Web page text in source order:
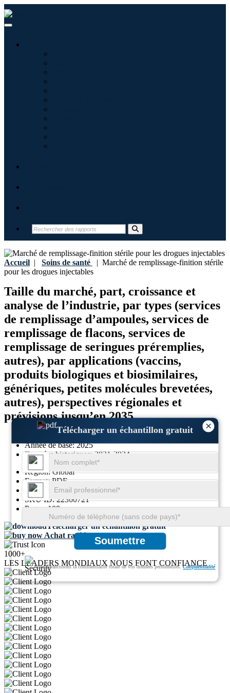
Accueil | Soins de santé | Marché de remplissage-finition stérile
pour les drogues injectables
Taille du marché, part, croissance et
analyse de l’industrie, par types (services
de remplissage d’ampoules, services de
remplissage de flacons, services de
remplissage de seringues préremplies,
autres), par applications (vaccins,
produits biologiques et biosimilaires,
génériques, petites molécules brevetées,
autres), perspectives régionales et
prévisions jusqu’en 2035
Dernière mise à jour:07-March-2026
Année de base:2025
Données historiques:2021-2024
Région:Global
Format:PDF
ID du rapport: GGI110258
SKU ID:22360721
Pages:108
Télécharger un échantillon gratuit
Achat rapide
1000+
LES LEADERS MONDIAUX NOUS FONT CONFIANCE
×
Télécharger un échantillon gratuit
Soumettre
Nous garantissons la confidentialité totale de vos données personnelles.Confidentialité